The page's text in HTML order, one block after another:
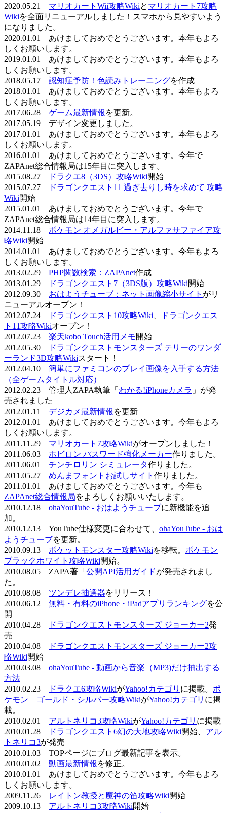
2020.05.21 マリオカートWii攻略Wikiと マリオカート7攻略
Wikiを全面リニューアルしました！スマホから見やすいよう
になりました。
2020.01.01 あけましておめでとうございます。本年もよろ
しくお願いします。
2019.01.01 あけましておめでとうございます。本年もよろ
しくお願いします。
2018.05.17 認知症予防！色読みトレーニングを作成
2018.01.01 あけましておめでとうございます。本年もよろ
しくお願いします。
2017.06.28 ゲーム最新情報 を更新。
2017.05.19 デザイン変更しました。
2017.01.01 あけましておめでとうございます。本年もよろ
しくお願いします。
2016.01.01 あけましておめでとうございます。今年で
ZAPAnet総合情報局は15年目に突入します。
2015.08.27
ドラクエ8（3DS）攻略Wiki開始
2015.07.27
ドラゴンクエスト11 過ぎ去りし時を求めて 攻略
Wiki開始
2015.01.01 あけましておめでとうございます。今年で
ZAPAnet総合情報局は14年目に突入します。
2014.11.18 ポケモン オメガルビー・アルファサファイア攻
略Wiki開始
2014.01.01 あけましておめでとうございます。今年もよろ
しくお願いします。
2013.02.29 PHP関数検索：ZAPAnet作成
2013.01.29
ドラゴンクエスト7（3DS版）攻略Wiki開始
2012.09.30 おはようチューブ：ネット画像縮小サイト がリ
ニューアルオープン！
2012.07.24
ドラゴンクエスト10攻略Wiki
ドラゴンクエス
ト11攻略Wikiオープン！
2012.07.23 楽天kobo Touch活用メモ開始
2012.05.30
ドラゴンクエストモンスターズ テリーのワンダ
ーランド3D攻略Wikiスタート！
2012.04.10 簡単にファミコンのプレイ画像を入手する方法
（全ゲームタイトル対応）
2012.02.23 管理人ZAPA執筆「 わかる!iPhoneカメラ 」が発
売されました
2012.01.11 デジカメ最新情報 を更新
2012.01.01 あけましておめでとうございます。今年もよろ
しくお願いします。
2011.11.29 マリオカート7攻略Wikiがオープンしました！
2011.06.03 ホビロン パスワード強化メーカー作りました。
2011.06.01 チンチロリン シミュレータ作りました。
2011.05.27 めんまフォントお試しサイト 作りました。
2011.01.01 あけましておめでとうございます。今年も
ZAPAnet総合情報局をよろしくお願いいたします。
2010.12.18 ohaYouTube - おはようチューブに新機能を追
加。
2010.12.13 YouTube仕様変更に合わせて、 ohaYouTube - おは
ようチューブを更新。
2010.09.13 ポケットモンスター攻略Wikiを移転。 ポケモン
ブラックホワイト攻略Wiki開始。
2010.08.05 ZAPA著「 公開API活用ガイドが発売されまし
た。
2010.08.08 ツンデレ抽選器をリリース！
2010.06.12 無料・有料のiPhone・iPadアプリランキングを公
開
2010.04.28
ドラゴンクエストモンスターズ ジョーカー2発
売
2010.04.08
ドラゴンクエストモンスターズ ジョーカー2攻
略Wiki開始
2010.03.08 ohaYouTube - 動画から音楽（MP3)だけ抽出する
方法
2010.02.23
ドラクエ6攻略WikiがYahoo!カテゴリ に掲載。 ポ
ケモン ゴールド・シルバー攻略WikiがYahoo!カテゴリ に掲
載。
2010.02.01 アルトネリコ3攻略WikiがYahoo!カテゴリ に掲載
2010.01.28
ドラゴンクエスト6幻の大地攻略Wiki開始、 アル
トネリコ3が発売
2010.01.03 TOPページにブログ最新記事を表示。
2010.01.02 動画最新情報 を修正。
2010.01.01 あけましておめでとうございます。今年もよろ
しくお願いします。
2009.11.26
レイトン教授と魔神の笛攻略Wiki開始
2009.10.13 アルトネリコ3攻略Wiki開始